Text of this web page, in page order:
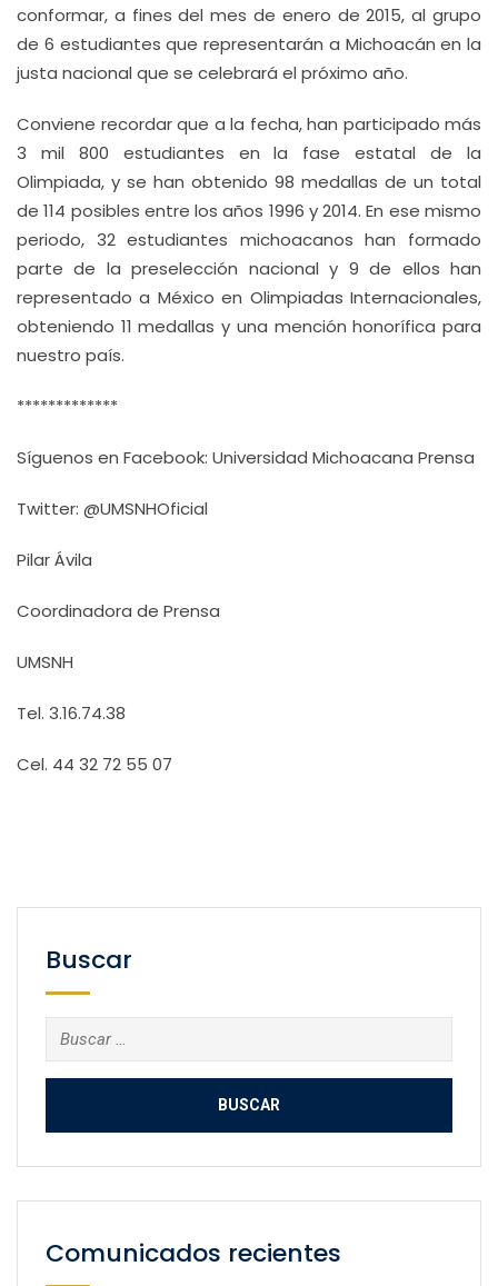
conformar, a fines del mes de enero de 2015, al grupo
de 6 estudiantes que representarán a Michoacán en la
justa nacional que se celebrará el próximo año.
Conviene recordar que a la fecha, han participado más
3 mil 800 estudiantes en la fase estatal de la
Olimpiada, y se han obtenido 98 medallas de un total
de 114 posibles entre los años 1996 y 2014. En ese mismo
periodo, 32 estudiantes michoacanos han formado
parte de la preselección nacional y 9 de ellos han
representado a México en Olimpiadas Internacionales,
obteniendo 11 medallas y una mención honorífica para
nuestro país.
*************
Síguenos en Facebook: Universidad Michoacana Prensa
Twitter: @UMSNHOficial
Pilar Ávila
Coordinadora de Prensa
UMSNH
Tel. 3.16.74.38
Cel. 44 32 72 55 07
Buscar
Buscar:
Comunicados recientes